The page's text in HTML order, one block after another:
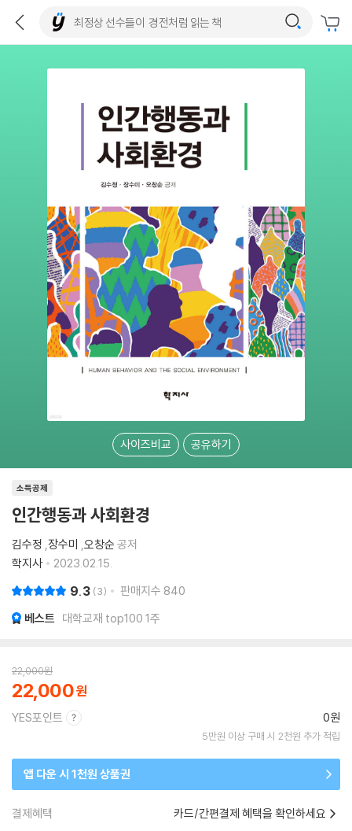
사이즈비교 공유하기
소득공제
인간행동과 사회환경
김수정 ,장수미 ,오창순 공저
학지사
2023.02.15.
9.3 3 판매지수 840
베스트 대학교재 top100 1주
22,000원
22,000
YES포인트 0원
5만원 이상 구매 시 2천원 추가 적립
앱 다운 시 1천원 상품권
결제혜택 카드/간편결제 혜택을 확인하세요